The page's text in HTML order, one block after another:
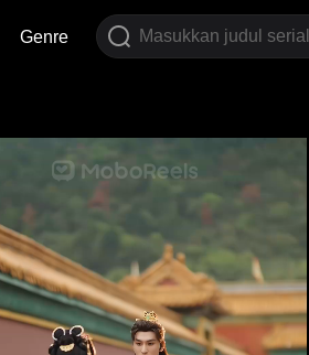
Genre